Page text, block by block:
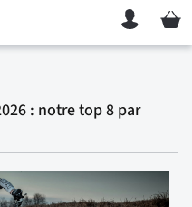
Mon
: notre top 8 par